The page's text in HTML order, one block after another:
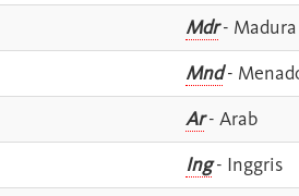
Mdr- Madura
Mnd-
Ar- Arab
Ing- Inggris